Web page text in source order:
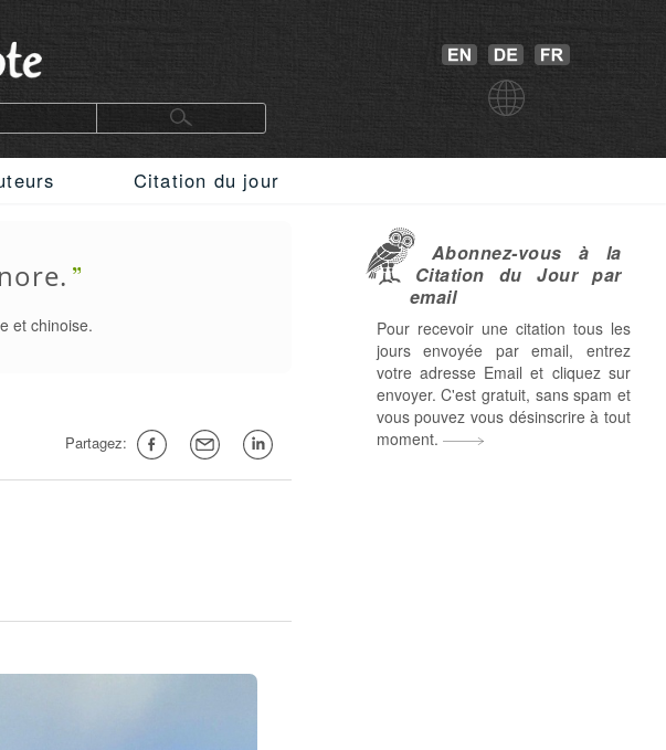
Citation du jour
et chinoise.
Partagez:
Abonnez-vous à la
Citation du Jour par
email
Pour recevoir une citation tous les
jours envoyée par email, entrez
votre adresse Email et cliquez sur
envoyer. C'est gratuit, sans spam et
vous pouvez vous désinscrire à tout
moment.